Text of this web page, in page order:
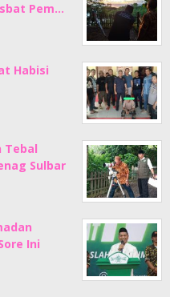
Pem…
Habisi
Tebal
Sulbar
Ini